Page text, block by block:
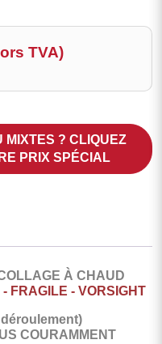
TVA)
MIXTES ? CLIQUEZ
PRIX SPÉCIAL
À CHAUD
FRAGILE - VORSIGHT
COURAMMENT